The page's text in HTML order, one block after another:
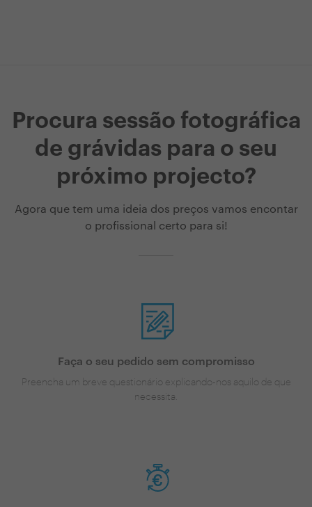
Procura sessão fotográfica
de grávidas para o seu
próximo projecto?
Agora que tem uma ideia dos preços vamos encontar
o profissional certo para si!
Faça o seu pedido sem compromisso
Preencha um breve questionário explicando-nos aquilo de que
necessita.